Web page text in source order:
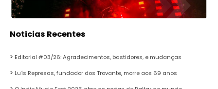
Noticias Recentes
Editorial #03/26: Agradecimentos, bastidores, e mudanças
Luís Represas, fundador dos Trovante, morre aos 69 anos